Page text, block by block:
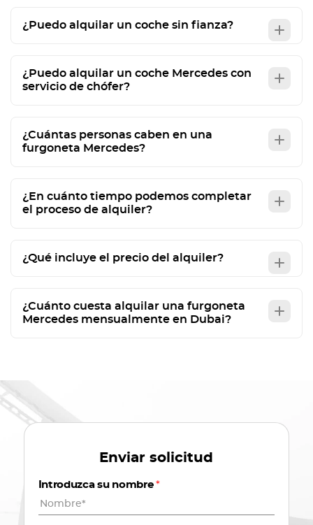
¿Puedo alquilar un coche sin fianza?
¿Puedo alquilar un coche Mercedes con
servicio de chófer?
¿Cuántas personas caben en una
furgoneta Mercedes?
¿En cuánto tiempo podemos completar
el proceso de alquiler?
¿Qué incluye el precio del alquiler?
¿Cuánto cuesta alquilar una furgoneta
Mercedes mensualmente en Dubai?
Enviar solicitud
Introduzca su nombre*